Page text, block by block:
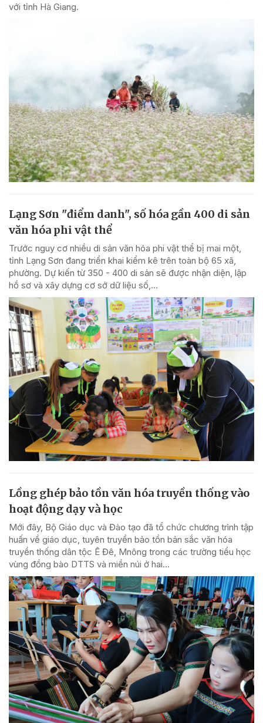
với tỉnh Hà Giang.
Lạng Sơn "điểm danh", số hóa gần 400 di sản
văn hóa phi vật thể
Trước nguy cơ nhiều di sản văn hóa phi vật thể bị mai một,
tỉnh Lạng Sơn đang triển khai kiểm kê trên toàn bộ 65 xã,
phường. Dự kiến từ 350 - 400 di sản sẽ được nhận diện, lập
hồ sơ và xây dựng cơ sở dữ liệu số,...
Lồng ghép bảo tồn văn hóa truyền thống vào
hoạt động dạy và học
Mới đây, Bộ Giáo dục và Đào tạo đã tổ chức chương trình tập
huấn về giáo dục, tuyên truyền bảo tồn bản sắc văn hóa
truyền thống dân tộc Ê Đê, Mnông trong các trường tiểu học
vùng đồng bào DTTS và miền núi ở hai...